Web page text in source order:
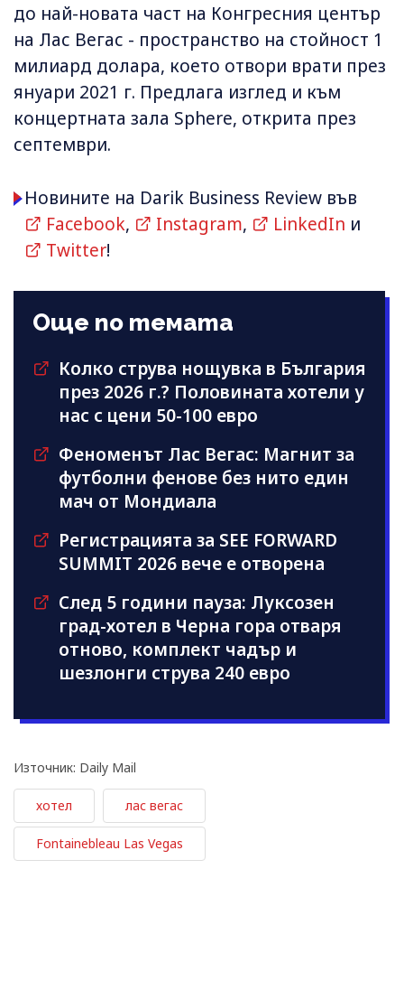
до най-новата част на Конгресния център
на Лас Вегас - пространство на стойност 1
милиард долара, което отвори врати през
януари 2021 г. Предлага изглед и към
концертната зала Sphere, открита през
септември.
Новините на Darik Business Review във
Facebook, Instagram, LinkedIn и
Twitter!
Още по темата
Колко струва нощувка в България
през 2026 г.? Половината хотели у
нас с цени 50-100 евро
Феноменът Лас Вегас: Магнит за
футболни фенове без нито един
мач от Мондиала
Регистрацията за SEE FORWARD
SUMMIT 2026 вече е отворена
След 5 години пауза: Луксозен
град-хотел в Черна гора отваря
отново, комплект чадър и
шезлонги струва 240 евро
Източник: Daily Mail
хотел лас вегас
Fontainebleau Las Vegas